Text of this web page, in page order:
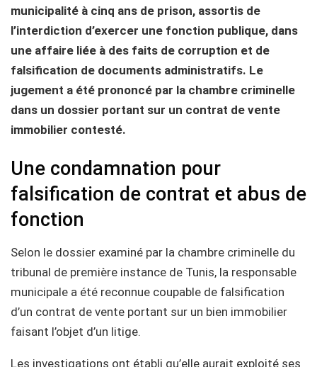
municipalité à cinq ans de prison, assortis de
l’interdiction d’exercer une fonction publique, dans
une affaire liée à des faits de corruption et de
falsification de documents administratifs. Le
jugement a été prononcé par la chambre criminelle
dans un dossier portant sur un contrat de vente
immobilier contesté.
Une condamnation pour
falsification de contrat et abus de
fonction
Selon le dossier examiné par la chambre criminelle du
tribunal de première instance de Tunis, la responsable
municipale a été reconnue coupable de falsification
d’un contrat de vente portant sur un bien immobilier
faisant l’objet d’un litige.
Les investigations ont établi qu’elle aurait exploité ses